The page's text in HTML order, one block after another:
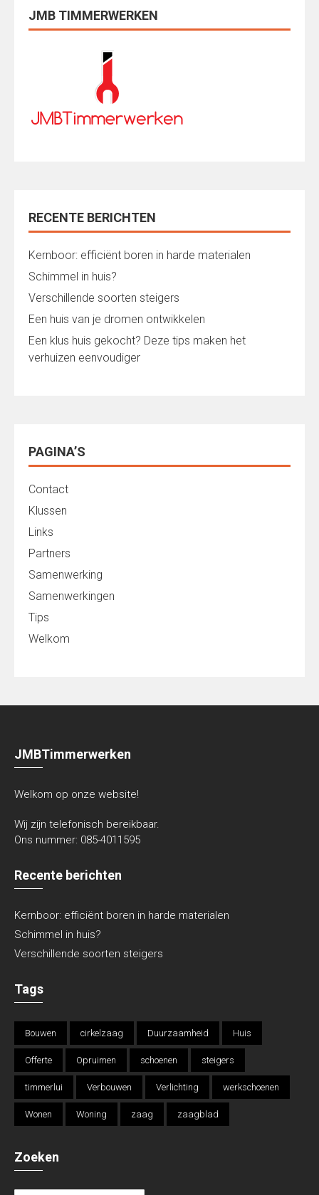
JMB TIMMERWERKEN
RECENTE BERICHTEN
Kernboor: efficiënt boren in harde materialen
Schimmel in huis?
Verschillende soorten steigers
Een huis van je dromen ontwikkelen
Een klus huis gekocht? Deze tips maken het
verhuizen eenvoudiger
PAGINA’S
Contact
Klussen
Links
Partners
Samenwerking
Samenwerkingen
Tips
Welkom
JMBTimmerwerken
Welkom op onze website!
Wij zijn telefonisch bereikbaar.
Ons nummer: 085-4011595
Recente berichten
Kernboor: efficiënt boren in harde materialen
Schimmel in huis?
Verschillende soorten steigers
Tags
Bouwen cirkelzaag Duurzaamheid Huis
Offerte Opruimen schoenen steigers
timmerlui Verbouwen Verlichting werkschoenen
Wonen Woning zaag zaagblad
Zoeken